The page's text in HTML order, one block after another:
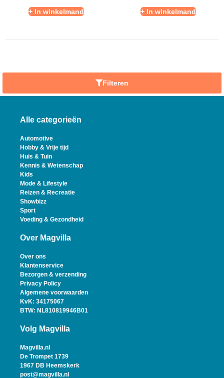
+ In winkelmand + In winkelmand
Filteren
Alle categorieën
Automotive
Hobby & Vrije tijd
Huis & Tuin
Kennis & Wetenschap
Kids
Mode & Lifestyle
Reizen & Recreatie
Showbizz
Sport
Voeding & Gezondheid
Over Magvilla
Over ons
Klantenservice
Bezorgen & verzending
Privacy Policy
Algemene voorwaarden
KvK: 34175067
BTW: NL810819946B01
Volg Magvilla
Magvilla.nl
De Trompet 1739
1967 DB Heemskerk
post@magvilla.nl